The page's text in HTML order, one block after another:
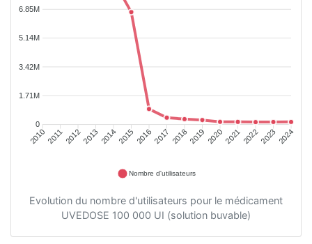
6.85M
5.14M
3.42M
1.71M
0
2010201120122013 20142015 20162017 20182019 2020202120222023 2024
Nombre d'utilisateurs
Evolution du nombre d'utilisateurs pour le médicament
UVEDOSE 100 000 UI (solution buvable)